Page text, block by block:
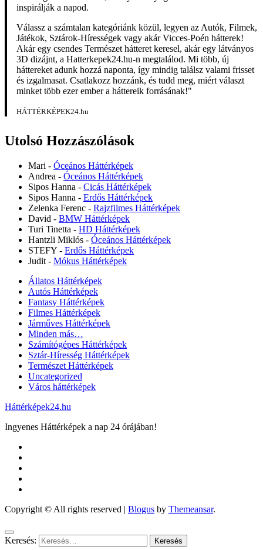
inspirálják a napod.
Válassz a számtalan kategóriánk közül, legyen az Autók, Filmek,
Játékok, Sztárok-Hírességek vagy akár Vicces-Poén hátterek!
Akár egy csendes Természet hátteret keresel, akár egy látványos
3D dizájnt, a Hatterkepek24.hu-n megtalálod. Mi több, új
háttereket adunk hozzá naponta, így mindig találsz valami frisset
és izgalmasat. Csatlakozz hozzánk, és tudd meg, miért választ
minket több ezer ember a háttereik forrásának!"
HÁTTÉRKÉPEK24.hu
Utolsó Hozzászólások
Mari - Óceános Háttérképek
Andrea - Óceános Háttérképek
Sipos Hanna - Cicás Háttérképek
Sipos Hanna - Erdős Háttérképek
Zelenka Ferenc - Rajzfilmes Háttérképek
David - BMW Háttérképek
Turi Tinetta - HD Háttérképek
Hantzli Miklós - Óceános Háttérképek
STEFY - Erdős Háttérképek
Judit - Mókus Háttérképek
Állatos Háttérképek
Autós Háttérképek
Fantasy Háttérképek
Filmes Háttérképek
Járműves Háttérképek
Minden más…
Számítógépes Háttérképek
Sztár-Híresség Háttérképek
Természet Háttérképek
Uncategorized
Város háttérképek
Háttérképek24.hu
Ingyenes Háttérképek a nap 24 órájában!
Copyright © All rights reserved | Blogus by Themeansar.
Keresés: